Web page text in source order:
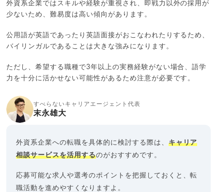
外資系企業ではスキルや経験が重視され、即戦力以外の採用が
少ないため、難易度は高い傾向があります。
公用語が英語であったり英語面接がおこなわれたりするため、
バイリンガルであることは大きな強みになります。
ただし、希望する職種で3年以上の実務経験がない場合、語学
力を十分に活かせない可能性があるため注意が必要です。
すべらないキャリアエージェント代表
末永雄大
外資系企業への転職を具体的に検討する際は、 キャリア
相談サービスを活用するのがおすすめです。
応募可能な求人や選考のポイントを把握しておくと、転
職活動を進めやすくなりますよ。